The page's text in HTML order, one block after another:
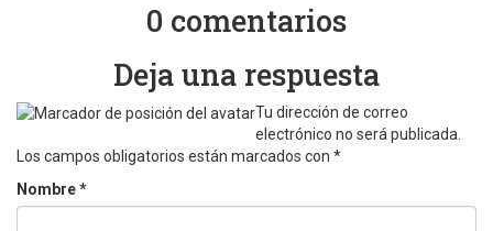
0 comentarios
Deja una respuesta
Tu dirección de correo
electrónico no será publicada.
Los campos obligatorios están marcados con *
Nombre*